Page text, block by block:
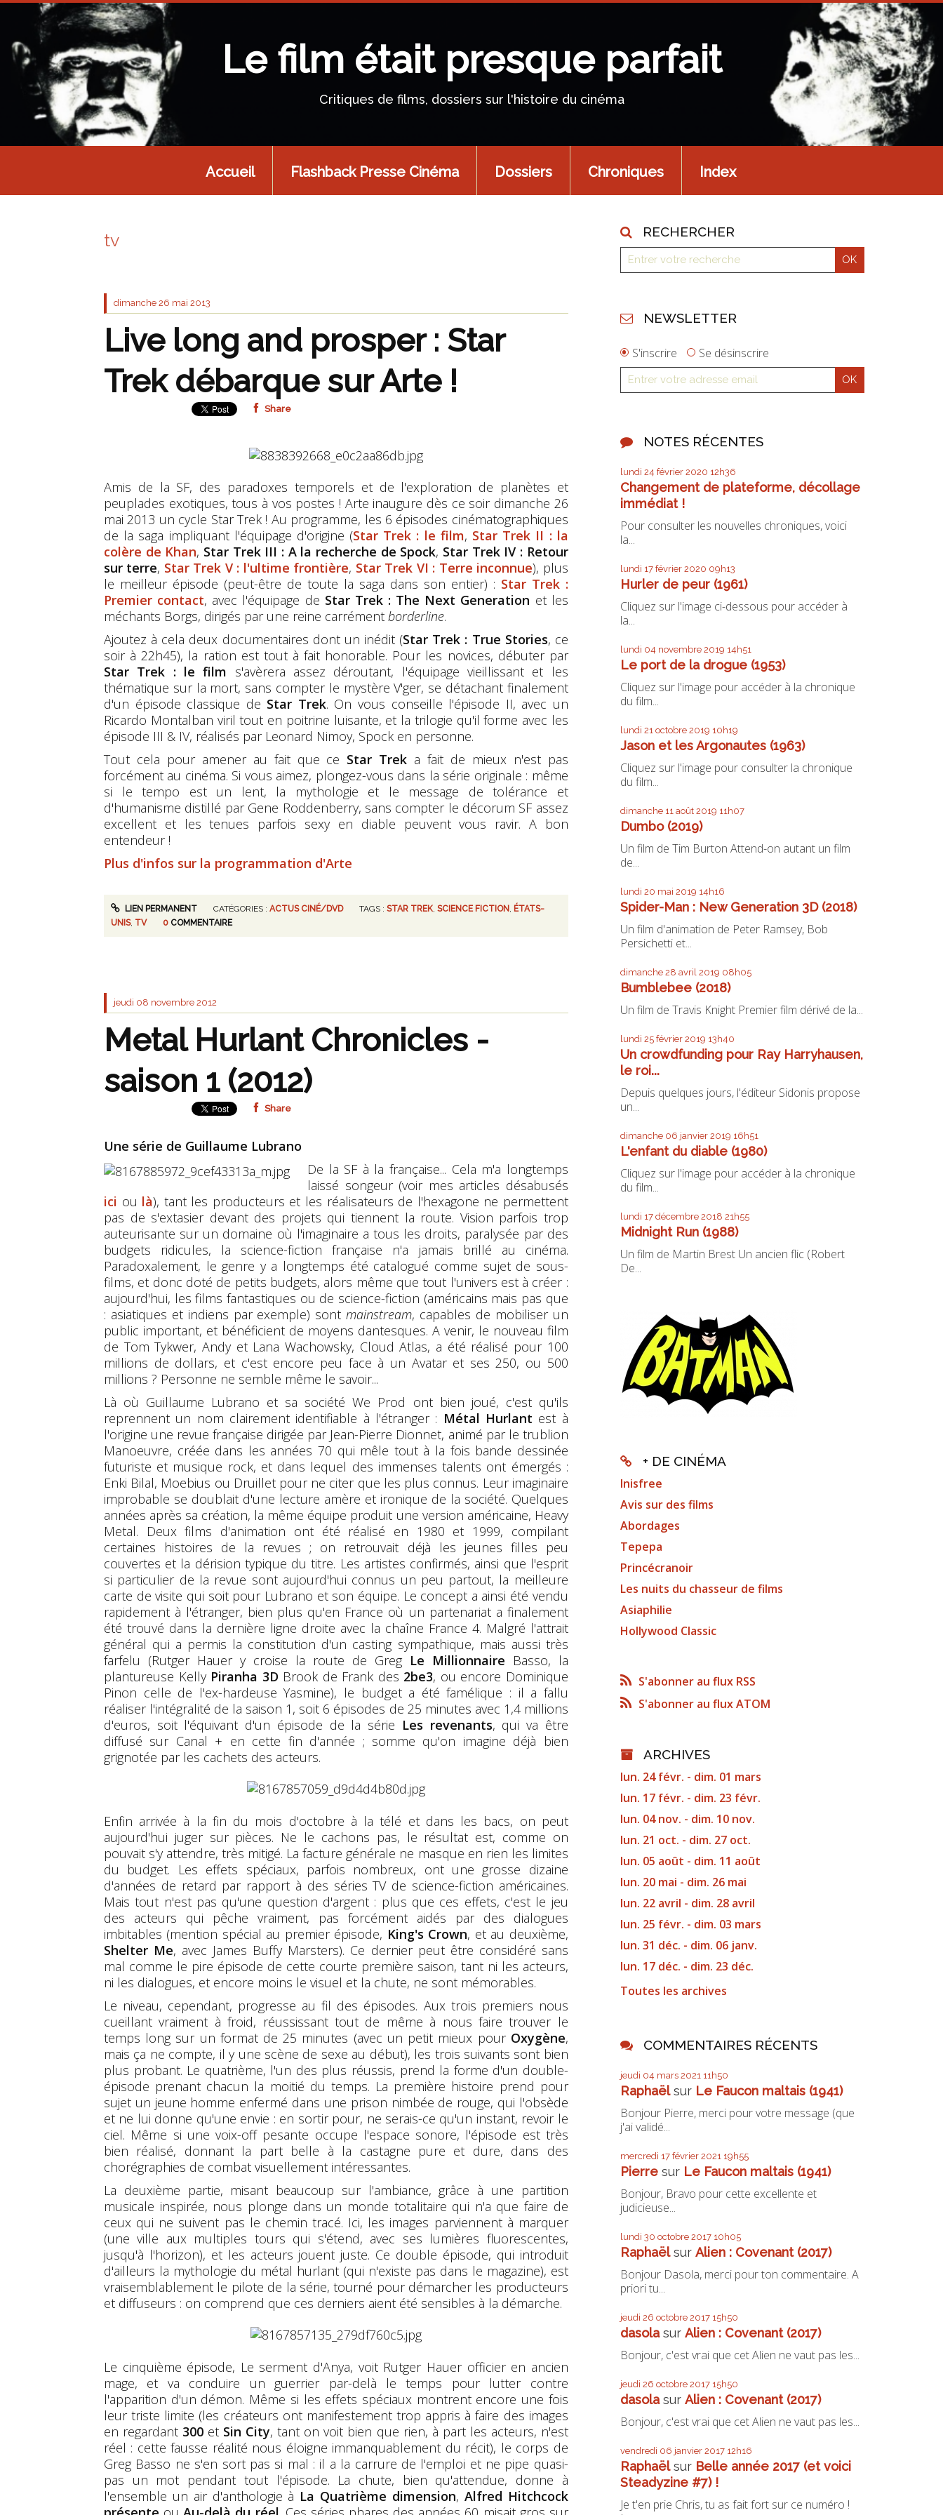
Le film était presque parfait
Critiques de films, dossiers sur l'histoire du cinéma
Accueil Flashback Presse Cinéma Dossiers Chroniques Index
tv
dimanche 26 mai 2013
Live long and prosper : Star
Trek débarque sur Arte !
Share
Amis de la SF, des paradoxes temporels et de l'exploration de planètes et
peuplades exotiques, tous à vos postes ! Arte inaugure dès ce soir dimanche 26
mai 2013 un cycle Star Trek ! Au programme, les 6 épisodes cinématographiques
de la saga impliquant l'équipage d'origine (Star Trek : le film, Star Trek II : la
colère de Khan, Star Trek III : A la recherche de Spock, Star Trek IV : Retour
sur terre, Star Trek V : l'ultime frontière, Star Trek VI : Terre inconnue), plus
le meilleur épisode (peut-être de toute la saga dans son entier) : Star Trek :
Premier contact, avec l'équipage de Star Trek : The Next Generation et les
méchants Borgs, dirigés par une reine carrément borderline.
Ajoutez à cela deux documentaires dont un inédit (Star Trek : True Stories, ce
soir à 22h45), la ration est tout à fait honorable. Pour les novices, débuter par
Star Trek : le film s'avèrera assez déroutant, l'équipage vieillissant et les
thématique sur la mort, sans compter le mystère V'ger, se détachant finalement
d'un épisode classique de Star Trek. On vous conseille l'épisode II, avec un
Ricardo Montalban viril tout en poitrine luisante, et la trilogie qu'il forme avec les
épisode III & IV, réalisés par Leonard Nimoy, Spock en personne.
Tout cela pour amener au fait que ce Star Trek a fait de mieux n'est pas
forcément au cinéma. Si vous aimez, plongez-vous dans la série originale : même
si le tempo est un lent, la mythologie et le message de tolérance et
d'humanisme distillé par Gene Roddenberry, sans compter le décorum SF assez
excellent et les tenues parfois sexy en diable peuvent vous ravir. A bon
entendeur !
Plus d'infos sur la programmation d'Arte
LIEN PERMANENT CATÉGORIES :ACTUS CINÉ/DVD TAGS :STAR TREK ,SCIENCE FICTION ÉTATS-
UNIS, TV 0 COMMENTAIRE
jeudi 08 novembre 2012
Metal Hurlant Chronicles -
saison 1 (2012)
Share
Une série de Guillaume Lubrano
De la SF à la française... Cela m'a longtemps
laissé songeur (voir mes articles désabusés
ici ou là), tant les producteurs et les réalisateurs de l'hexagone ne permettent
pas de s'extasier devant des projets qui tiennent la route. Vision parfois trop
auteurisante sur un domaine où l'imaginaire a tous les droits, paralysée par des
budgets ridicules, la science-fiction française n'a jamais brillé au cinéma.
Paradoxalement, le genre y a longtemps été catalogué comme sujet de sous-
films, et donc doté de petits budgets, alors même que tout l'univers est à créer :
aujourd'hui, les films fantastiques ou de science-fiction (américains mais pas que
: asiatiques et indiens par exemple) sontmainstream, capables de mobiliser un
public important, et bénéficient de moyens dantesques. A venir, le nouveau film
de Tom Tykwer, Andy et Lana Wachowsky, Cloud Atlas, a été réalisé pour 100
millions de dollars, et c'est encore peu face à un Avatar et ses 250, ou 500
millions ? Personne ne semble même le savoir...
Là où Guillaume Lubrano et sa société We Prod ont bien joué, c'est qu'ils
reprennent un nom clairement identifiable à l'étranger : Métal Hurlant est à
l'origine une revue française dirigée par Jean-Pierre Dionnet, animé par le trublion
Manoeuvre, créée dans les années 70 qui mêle tout à la fois bande dessinée
futuriste et musique rock, et dans lequel des immenses talents ont émergés :
Enki Bilal, Moebius ou Druillet pour ne citer que les plus connus. Leur imaginaire
improbable se doublait d'une lecture amère et ironique de la société. Quelques
années après sa création, la même équipe produit une version américaine, Heavy
Metal. Deux films d'animation ont été réalisé en 1980 et 1999, compilant
certaines histoires de la revues ; on retrouvait déjà les jeunes filles peu
couvertes et la dérision typique du titre. Les artistes confirmés, ainsi que l'esprit
si particulier de la revue sont aujourd'hui connus un peu partout, la meilleure
carte de visite qui soit pour Lubrano et son équipe. Le concept a ainsi été vendu
rapidement à l'étranger, bien plus qu'en France où un partenariat a finalement
été trouvé dans la dernière ligne droite avec la chaîne France 4. Malgré l'attrait
général qui a permis la constitution d'un casting sympathique, mais aussi très
farfelu (Rutger Hauer y croise la route de Greg Le Millionnaire Basso, la
plantureuse Kelly Piranha 3DBrook de Frank des 2be3, ou encore Dominique
Pinon celle de l'ex-hardeuse Yasmine), le budget a été famélique : il a fallu
réaliser l'intégralité de la saison 1, soit 6 épisodes de 25 minutes avec 1,4 millions
d'euros, soit l'équivant d'un épisode de la série Les revenants, qui va être
diffusé sur Canal + en cette fin d'année ; somme qu'on imagine déjà bien
grignotée par les cachets des acteurs.
Enfin arrivée à la fin du mois d'octobre à la télé et dans les bacs, on peut
aujourd'hui juger sur pièces. Ne le cachons pas, le résultat est, comme on
pouvait s'y attendre, très mitigé. La facture générale ne masque en rien les limites
du budget. Les effets spéciaux, parfois nombreux, ont une grosse dizaine
d'années de retard par rapport à des séries TV de science-fiction américaines.
Mais tout n'est pas qu'une question d'argent : plus que ces effets, c'est le jeu
des acteurs qui pêche vraiment, pas forcément aidés par des dialogues
imbitables (mention spécial au premier épisode, King's Crown, et au deuxième,
Shelter Me, avec James Buffy Marsters). Ce dernier peut être considéré sans
mal comme le pire épisode de cette courte première saison, tant ni les acteurs,
ni les dialogues, et encore moins le visuel et la chute, ne sont mémorables.
Le niveau, cependant, progresse au fil des épisodes. Aux trois premiers nous
cueillant vraiment à froid, réussissant tout de même à nous faire trouver le
temps long sur un format de 25 minutes (avec un petit mieux pour Oxygène,
mais ça ne compte, il y une scène de sexe au début), les trois suivants sont bien
plus probant. Le quatrième, l'un des plus réussis, prend la forme d'un double-
épisode prenant chacun la moitié du temps. La première histoire prend pour
sujet un jeune homme enfermé dans une prison nimbée de rouge, qui l'obsède
et ne lui donne qu'une envie : en sortir pour, ne serais-ce qu'un instant, revoir le
ciel. Même si une voix-off pesante occupe l'espace sonore, l'épisode est très
bien réalisé, donnant la part belle à la castagne pure et dure, dans des
chorégraphies de combat visuellement intéressantes.
La deuxième partie, misant beaucoup sur l'ambiance, grâce à une partition
musicale inspirée, nous plonge dans un monde totalitaire qui n'a que faire de
ceux qui ne suivent pas le chemin tracé. Ici, les images parviennent à marquer
(une ville aux multiples tours qui s'étend, avec ses lumières fluorescentes,
jusqu'à l'horizon), et les acteurs jouent juste. Ce double épisode, qui introduit
d'ailleurs la mythologie du métal hurlant (qui n'existe pas dans le magazine), est
vraisemblablement le pilote de la série, tourné pour démarcher les producteurs
et diffuseurs : on comprend que ces derniers aient été sensibles à la démarche.
Le cinquième épisode, Le serment d'Anya, voit Rutger Hauer officier en ancien
mage, et va conduire un guerrier par-delà le temps pour lutter contre
l'apparition d'un démon. Même si les effets spéciaux montrent encore une fois
leur triste limite (les créateurs ont manifestement trop appris à faire des images
en regardant 300 et Sin City, tant on voit bien que rien, à part les acteurs, n'est
réel : cette fausse réalité nous éloigne immanquablement du récit), le corps de
Greg Basso ne s'en sort pas si mal : il a la carrure de l'emploi et ne pipe quasi-
pas un mot pendant tout l'épisode. La chute, bien qu'attendue, donne à
l'ensemble un air d'anthologie à La Quatrième dimension, Alfred Hitchcock
RECHERCHER
NEWSLETTER
S'inscrire Se désinscrire
NOTES RÉCENTES
lundi 24 février 2020 12h36
Changement de plateforme, décollage
immédiat !
Pour consulter les nouvelles chroniques, voici
la...
lundi 17 février 2020 09h13
Hurler de peur (1961)
Cliquez sur l'image ci-dessous pour accéder à
la...
lundi 04 novembre 2019 14h51
Le port de la drogue (1953)
Cliquez sur l'image pour accéder à la chronique
du film...
lundi 21 octobre 2019 10h19
Jason et les Argonautes (1963)
Cliquez sur l'image pour consulter la chronique
du film...
dimanche 11 août 2019 11h07
Dumbo (2019)
Un film de Tim Burton Attend-on autant un film
de...
lundi 20 mai 2019 14h16
Spider-Man : New Generation 3D (2018)
Un film d'animation de Peter Ramsey, Bob
Persichetti et...
dimanche 28 avril 2019 08h05
Bumblebee (2018)
Un film de Travis Knight Premier film dérivé de la...
lundi 25 février 2019 13h40
Un crowdfunding pour Ray Harryhausen,
le roi...
Depuis quelques jours, l'éditeur Sidonis propose
un...
dimanche 06 janvier 2019 16h51
L'enfant du diable (1980)
Cliquez sur l'image pour accéder à la chronique
du film...
lundi 17 décembre 2018 21h55
Midnight Run (1988)
Un film de Martin Brest Un ancien flic (Robert
De...
+ DE CINÉMA
Inisfree
Avis sur des films
Abordages
Tepepa
Princécranoir
Les nuits du chasseur de films
Asiaphilie
Hollywood Classic
S'abonner au flux RSS
S'abonner au flux ATOM
ARCHIVES
lun. 24 févr. - dim. 01 mars
lun. 17 févr. - dim. 23 févr.
lun. 04 nov. - dim. 10 nov.
lun. 21 oct. - dim. 27 oct.
lun. 05 août - dim. 11 août
lun. 20 mai - dim. 26 mai
lun. 22 avril - dim. 28 avril
lun. 25 févr. - dim. 03 mars
lun. 31 déc. - dim. 06 janv.
lun. 17 déc. - dim. 23 déc.
Toutes les archives
COMMENTAIRES RÉCENTS
jeudi 04 mars 2021 11h50
Raphaëlsur Le Faucon maltais (1941)
Bonjour Pierre, merci pour votre message (que
j'ai validé...
mercredi 17 février 2021 19h55
Pierre sur Le Faucon maltais (1941)
Bonjour, Bravo pour cette excellente et
judicieuse...
lundi 30 octobre 2017 10h05
RaphaëlsurAlien : Covenant (2017)
Bonjour Dasola, merci pour ton commentaire. A
priori tu...
jeudi 26 octobre 2017 15h50
dasolasurAlien : Covenant (2017)
Bonjour, c'est vrai que cet Alien ne vaut pas les...
jeudi 26 octobre 2017 15h50
dasolasurAlien : Covenant (2017)
Bonjour, c'est vrai que cet Alien ne vaut pas les...
vendredi 06 janvier 2017 12h16
Raphaëlsur Belle année 2017 (et voici
Steadyzine #7) !
Je t'en prie Chris, tu as fait fort sur ce numéro !